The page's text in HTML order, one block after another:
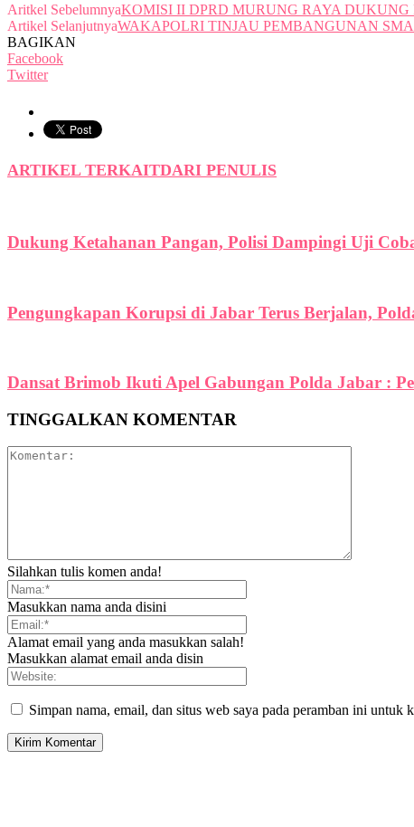
Aritkel SebelumnyaKOMISI II DPRD MURUNG RAYA
Artikel SelanjutnyaWAKAPOLRI TINJAU PEMBANGUNAN
BAGIKAN
Facebook
Twitter
ARTIKEL TERKAITDARI PENULIS
Dukung Ketahanan Pangan, Polisi Dampingi Uji
Pengungkapan Korupsi di Jabar Terus Berjalan,
Dansat Brimob Ikuti Apel Gabungan Polda Jabar :
TINGGALKAN KOMENTAR
Silahkan tulis komen anda!
Masukkan nama anda disini
Alamat email yang anda masukkan salah!
Masukkan alamat email anda disin
Simpan nama, email, dan situs web saya pada peramban ini untuk